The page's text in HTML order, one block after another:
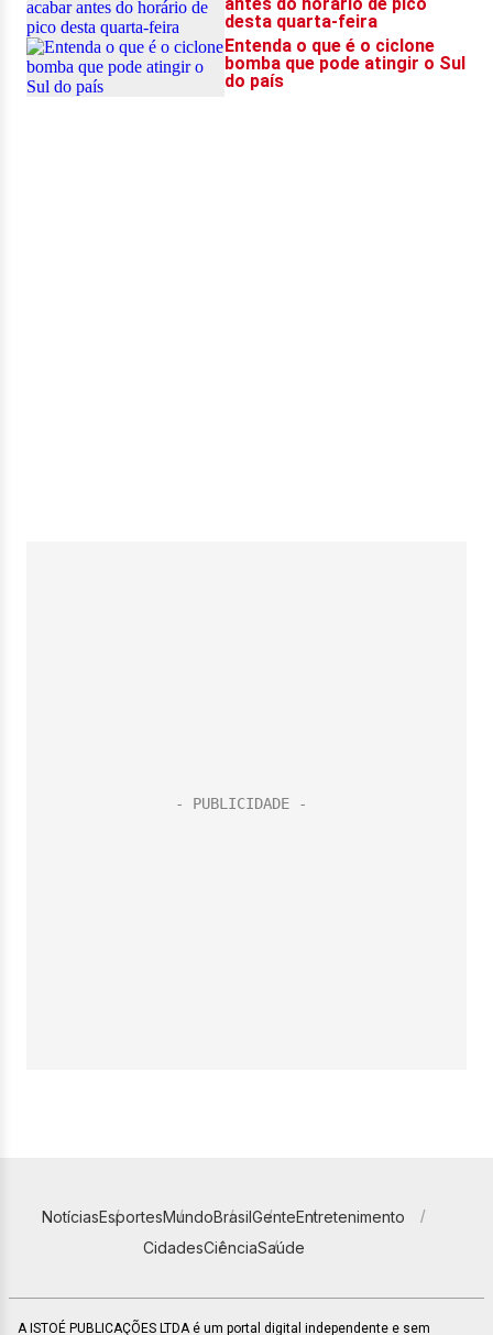
NotíciasEsportesMundoBrasilGenteEntretenimento
CidadesCiênciaSaúde
A ISTOÉ PUBLICAÇÕES LTDA é um portal digital independente e sem